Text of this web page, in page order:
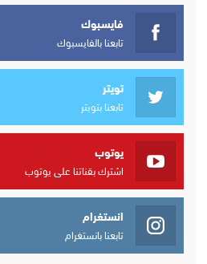
فايسبوك
تابعنا بالفايسبوك
تويتر
تابعنا بتويتر
يوتوب
اشترك بقناتنا على يوتوب
انستغرام
تابعنا بانستغرام